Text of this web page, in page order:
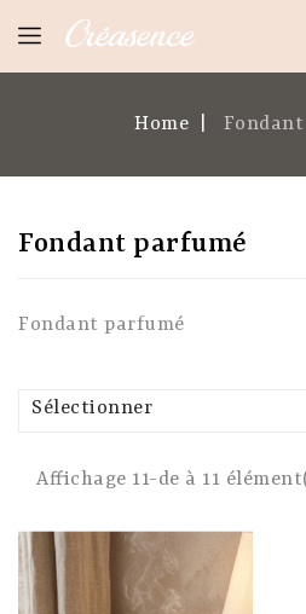
Home
Fondant parfumé
Fondant parfumé
Sélectionner
Affichage 11-de à 11